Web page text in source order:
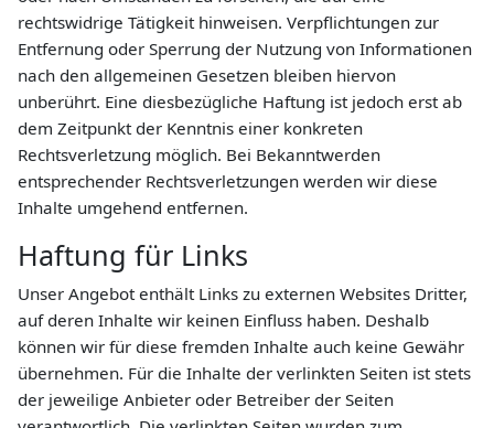
rechtswidrige Tätigkeit hinweisen. Verpflichtungen zur
Entfernung oder Sperrung der Nutzung von Informationen
nach den allgemeinen Gesetzen bleiben hiervon
unberührt. Eine diesbezügliche Haftung ist jedoch erst ab
dem Zeitpunkt der Kenntnis einer konkreten
Rechtsverletzung möglich. Bei Bekanntwerden
entsprechender Rechtsverletzungen werden wir diese
Inhalte umgehend entfernen.
Haftung für Links
Unser Angebot enthält Links zu externen Websites Dritter,
auf deren Inhalte wir keinen Einfluss haben. Deshalb
können wir für diese fremden Inhalte auch keine Gewähr
übernehmen. Für die Inhalte der verlinkten Seiten ist stets
der jeweilige Anbieter oder Betreiber der Seiten